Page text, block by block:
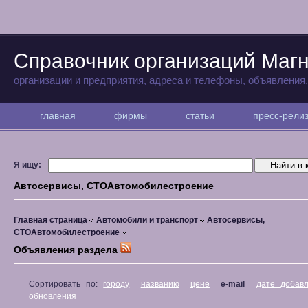
Справочник организаций
организации и предприятия, адреса и телефоны,
главная фирмы статьи пресс-
Я ищу:
Автосервисы, СТОАвтомобилестроение
Главная страница Автомобили и транспорт
Автосервисы,
СТОАвтомобилестроение
Объявления раздела
Сортировать по: городу названию цене e-mail
дате
обновления